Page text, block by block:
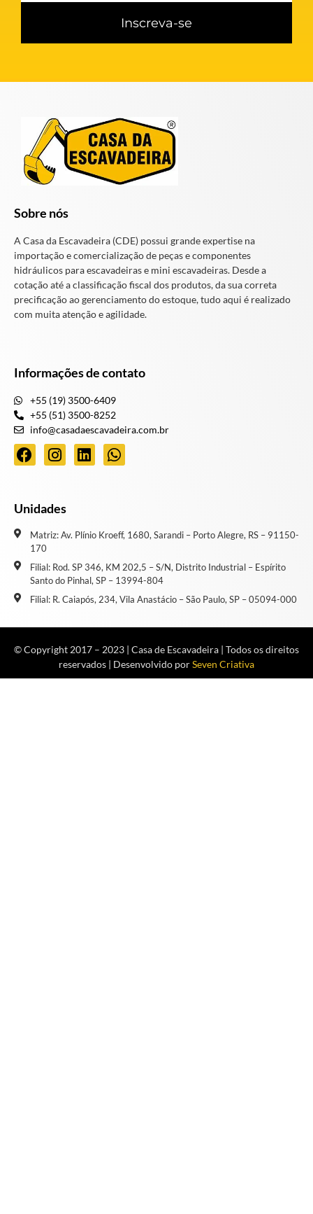
Inscreva-se
Sobre nós
A Casa da Escavadeira (CDE) possui grande expertise na
importação e comercialização de peças e componentes
hidráulicos para escavadeiras e mini escavadeiras. Desde a
cotação até a classificação fiscal dos produtos, da sua correta
precificação ao gerenciamento do estoque, tudo aqui é realizado
com muita atenção e agilidade.
Informações de contato
+55 (19) 3500-6409
+55 (51) 3500-8252
info@casadaescavadeira.com.br
Unidades
Matriz: Av. Plínio Kroeff, 1680, Sarandi – Porto Alegre, RS – 91150-
170
Filial: Rod. SP 346, KM 202,5 – S/N, Distrito Industrial – Espírito
Santo do Pinhal, SP – 13994-804
Filial: R. Caiapós, 234, Vila Anastácio – São Paulo, SP – 05094-000
© Copyright 2017 – 2023 | Casa de Escavadeira | Todos os direitos
reservados | Desenvolvido porSeven Criativa